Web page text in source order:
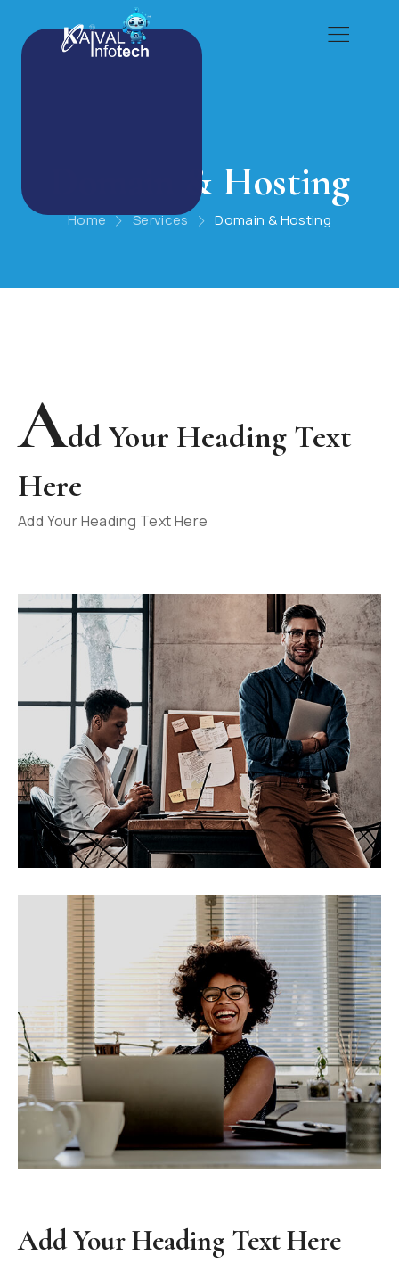
Domain & Hosting
Home Services Domain & Hosting
Add Your Heading Text
Here
Add Your Heading Text Here
Add Your Heading Text Here